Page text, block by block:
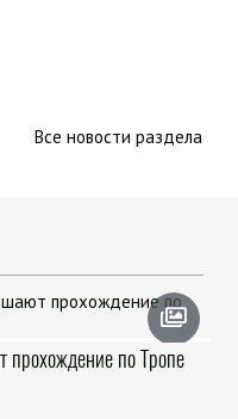
Все новости раздела
прохождение по Тропе